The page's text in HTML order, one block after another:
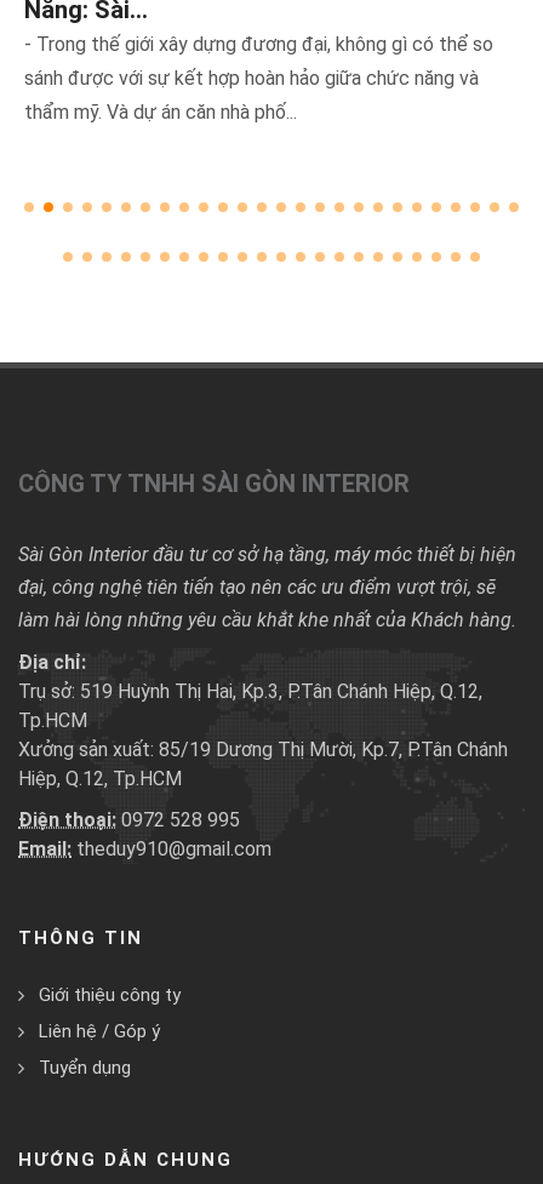
Nhà Phố Anh...
Nằm trong khu dân cư sầm uất của Hóc Môn, công trình
nhà phố của anh Trung không chỉ là một ngôi nhà, mà còn
là biểu tượng của sự hiện...
CÔNG TY TNHH SÀI GÒN INTERIOR
Sài Gòn Interior đầu tư cơ sở hạ tầng, máy móc thiết bị hiện
đại, công nghệ tiên tiến tạo nên các ưu điểm vượt trội, sẽ
làm hài lòng những yêu cầu khắt khe nhất của Khách hàng.
Địa chỉ:
Trụ sở: 519 Huỳnh Thị Hai, Kp.3, P.Tân Chánh Hiệp, Q.12,
Tp.HCM
Xưởng sản xuất: 85/19 Dương Thị Mười, Kp.7, P.Tân Chánh
Hiệp, Q.12, Tp.HCM
Điện thoại: 0972 528 995
Email: theduy910@gmail.com
THÔNG TIN
Giới thiệu công ty
Liên hệ / Góp ý
Tuyển dụng
HƯỚNG DẪN CHUNG